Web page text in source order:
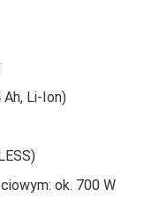
Li‑Ion)
ok. 700 W